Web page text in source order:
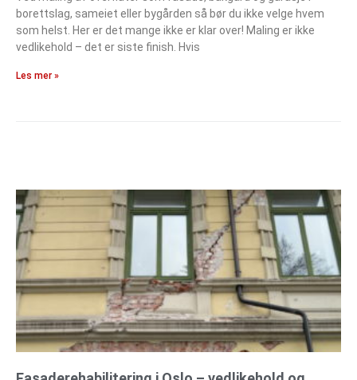
borettslag, sameiet eller bygården så bør du ikke velge hvem
som helst. Her er det mange ikke er klar over! Maling er ikke
vedlikehold – det er siste finish. Hvis
Les mer »